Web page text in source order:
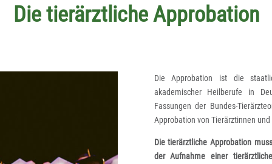
Die tierärztliche Approbation
Die Approbation ist die
akademischer Heilberufe in
Fassungen der Bundes-
Approbation von Tierärztinnen
Die tierärztliche Approbation
der Aufnahme einer